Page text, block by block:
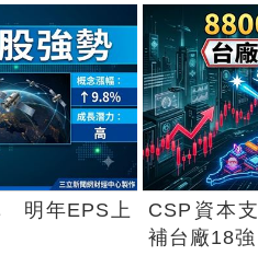
明年EPS上
CSP資本
補台廠18強